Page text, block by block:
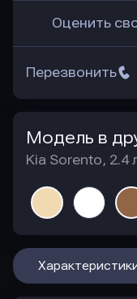
Оценить
Перезвонить
Модель в
Kia Sorento, 2.4